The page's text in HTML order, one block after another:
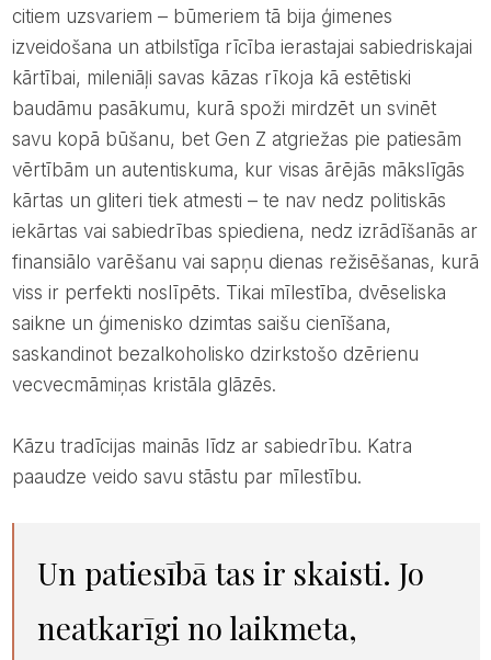
citiem uzsvariem – būmeriem tā bija ģimenes
izveidošana un atbilstīga rīcība ierastajai sabiedriskajai
kārtībai, mileniāļi savas kāzas rīkoja kā estētiski
baudāmu pasākumu, kurā spoži mirdzēt un svinēt
savu kopā būšanu, bet Gen Z atgriežas pie patiesām
vērtībām un autentiskuma, kur visas ārējās mākslīgās
kārtas un gliteri tiek atmesti – te nav nedz politiskās
iekārtas vai sabiedrības spiediena, nedz izrādīšanās ar
finansiālo varēšanu vai sapņu dienas režisēšanas, kurā
viss ir perfekti noslīpēts. Tikai mīlestība, dvēseliska
saikne un ģimenisko dzimtas saišu cienīšana,
saskandinot bezalkoholisko dzirkstošo dzērienu
vecvecmāmiņas kristāla glāzēs.
Kāzu tradīcijas mainās līdz ar sabiedrību. Katra
paaudze veido savu stāstu par mīlestību.
Un patiesībā tas ir skaisti. Jo
neatkarīgi no laikmeta,